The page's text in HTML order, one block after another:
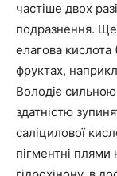
частіше двох
подразнення.
елагова кислота
фруктах,
Володіє
здатністю
саліцилової
пігментні плями